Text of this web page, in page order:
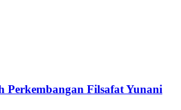
Perkembangan Filsafat Yunani